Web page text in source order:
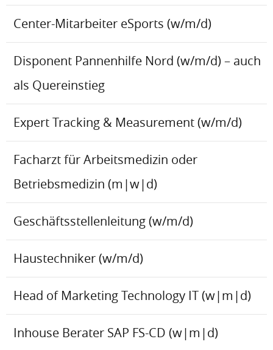
Center-Mitarbeiter eSports (w/m/d)
Disponent Pannenhilfe Nord (w/m/d) – auch
als Quereinstieg
Expert Tracking & Measurement (w/m/d)
Facharzt für Arbeitsmedizin oder
Betriebsmedizin (m|w|d)
Geschäftsstellenleitung (w/m/d)
Haustechniker (w/m/d)
Head of Marketing Technology IT (w|m|d)
Inhouse Berater SAP FS-CD (w|m|d)